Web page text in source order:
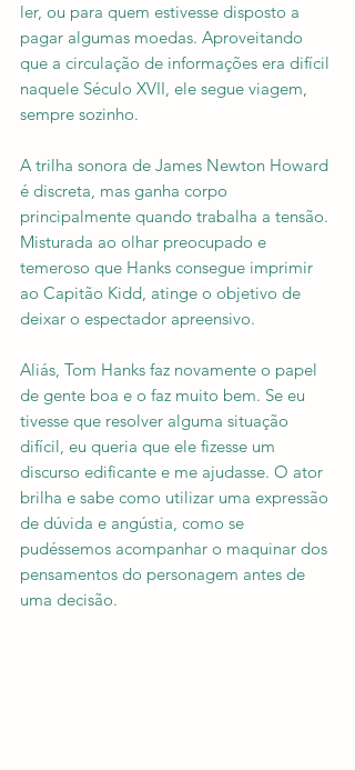
ler, ou para quem estivesse disposto a
pagar algumas moedas. Aproveitando
que a circulação de informações era difícil
naquele Século XVII, ele segue viagem,
sempre sozinho.
A trilha sonora de James Newton Howard
é discreta, mas ganha corpo
principalmente quando trabalha a tensão.
Misturada ao olhar preocupado e
temeroso que Hanks consegue imprimir
ao Capitão Kidd, atinge o objetivo de
deixar o espectador apreensivo.
Aliás, Tom Hanks faz novamente o papel
de gente boa e o faz muito bem. Se eu
tivesse que resolver alguma situação
difícil, eu queria que ele fizesse um
discurso edificante e me ajudasse. O ator
brilha e sabe como utilizar uma expressão
de dúvida e angústia, como se
pudéssemos acompanhar o maquinar dos
pensamentos do personagem antes de
uma decisão.